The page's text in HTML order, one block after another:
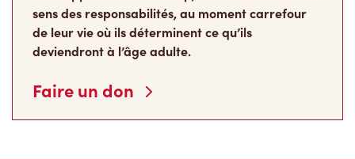
de leur vie où ils déterminent ce qu’ils
deviendront à l’âge adulte.
Faire un don